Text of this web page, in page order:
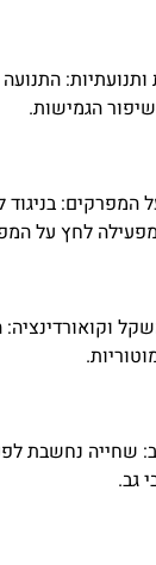
הגמישות.
בניגוד
לחץ על
שחייה נחשבת
גב.